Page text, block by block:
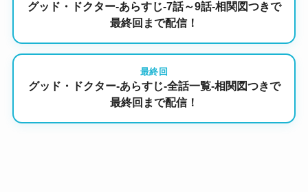
グッド・ドクター-あらすじ-7話～9話-相関図つきで
最終回まで配信！
最終回
グッド・ドクター-あらすじ-全話一覧-相関図つきで
最終回まで配信！